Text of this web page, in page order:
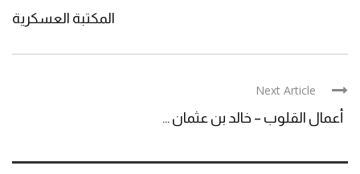
المكتبة العسكرية
Next Article
أعمال القلوب – خالد بن عثمان ...